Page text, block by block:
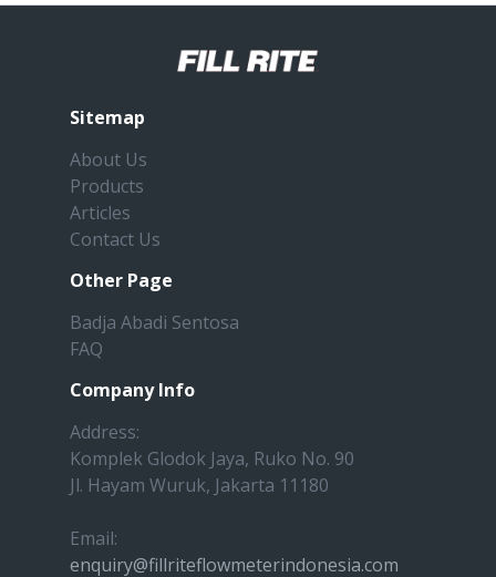
Sitemap
About Us
Products
Articles
Contact Us
Other Page
Badja Abadi Sentosa
FAQ
Company Info
Address:
Komplek Glodok Jaya, Ruko No. 90
Jl. Hayam Wuruk, Jakarta 11180
Email:
enquiry@fillriteflowmeterindonesia.com